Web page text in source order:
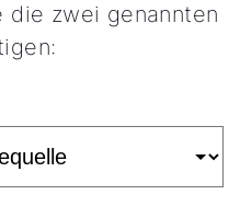
die zwei genannten